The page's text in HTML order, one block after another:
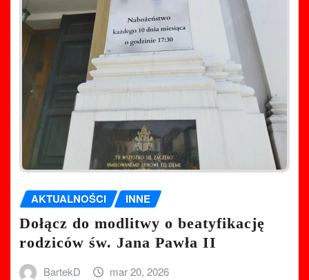
AKTUALNOŚCI INNE
Dołącz do modlitwy o beatyfikację
rodziców św. Jana Pawła II
BartekD mar 20, 2026